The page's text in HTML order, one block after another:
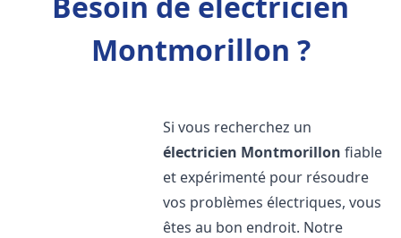
Montmorillon ?
Si vous recherchez un
électricien Montmorillon fiable
et expérimenté pour résoudre
vos problèmes électriques, vous
êtes au bon endroit. Notre